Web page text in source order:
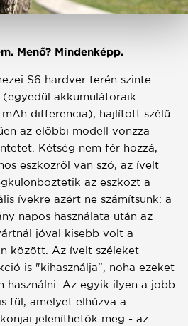
Menő? Mindenképp.
S6 hardver terén szinte
akkumulátoraik
differencia), hajlított szélű
az előbbi modell vonzza
Kétség nem fér hozzá,
eszközről van szó, az ívelt
az eszközt a
ívekre azért ne számítsunk: a
napos használata után az
jóval kisebb volt a
között. Az ívelt széleket
is "kihasználja", noha ezeket
használni. Az egyik ilyen a jobb
fül, amelyet elhúzva a
jeleníthetők meg - az